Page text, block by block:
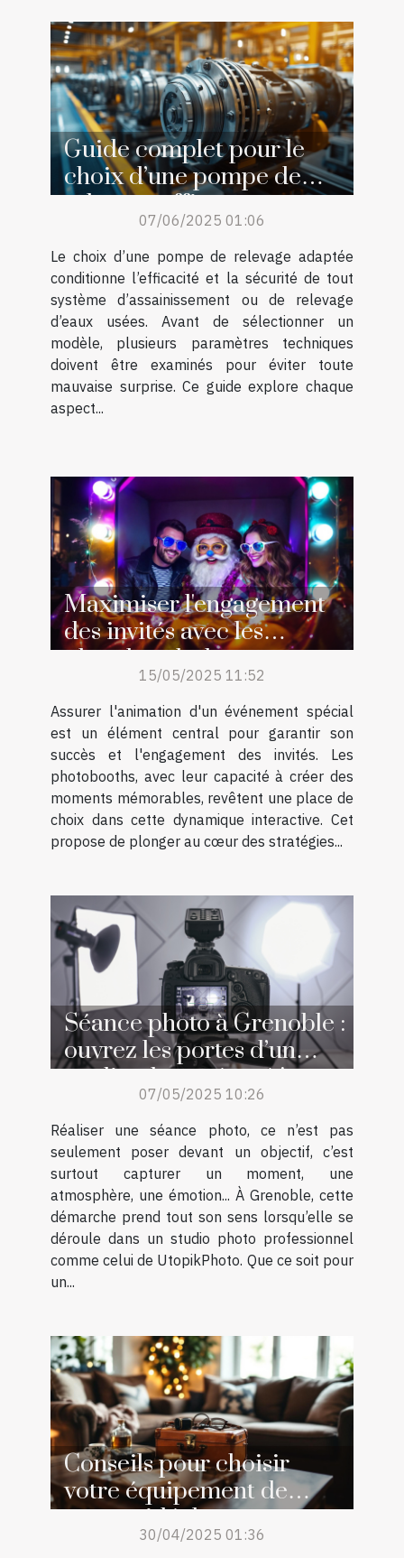
Guide complet pour le
choix d’une pompe de
relevage efficace
07/06/2025 01:06
Le choix d’une pompe de relevage adaptée
conditionne l’efficacité et la sécurité de tout
système d’assainissement ou de relevage
d’eaux usées. Avant de sélectionner un
modèle, plusieurs paramètres techniques
doivent être examinés pour éviter toute
mauvaise surprise. Ce guide explore chaque
aspect...
Maximiser l'engagement
des invités avec les
photobooths lors
d'événements spéciaux
15/05/2025 11:52
Assurer l'animation d'un événement spécial
est un élément central pour garantir son
succès et l'engagement des invités. Les
photobooths, avec leur capacité à créer des
moments mémorables, revêtent une place de
choix dans cette dynamique interactive. Cet
propose de plonger au cœur des stratégies...
Séance photo à Grenoble :
ouvrez les portes d’un
studio photo réputé !
07/05/2025 10:26
Réaliser une séance photo, ce n’est pas
seulement poser devant un objectif, c’est
surtout capturer un moment, une
atmosphère, une émotion... À Grenoble, cette
démarche prend tout son sens lorsqu’elle se
déroule dans un studio photo professionnel
comme celui de UtopikPhoto. Que ce soit pour
un...
Conseils pour choisir
votre équipement de
voyage idéal
30/04/2025 01:36